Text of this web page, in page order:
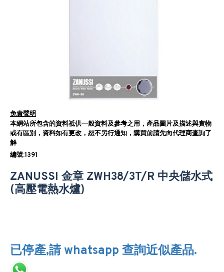
免責聲明
本網站所包含的資料祗供一般資料及參考之用，產品圖片及描述與實物
或有區別，資料如有更改，恕不另行通知，購買前請先向代理商查詢了
解
編號:1391
ZANUSSI 金章 ZWH38/3T/R 中央儲水式
(高壓電熱水爐)
已停產,請 whatsapp 查詢近似產品.